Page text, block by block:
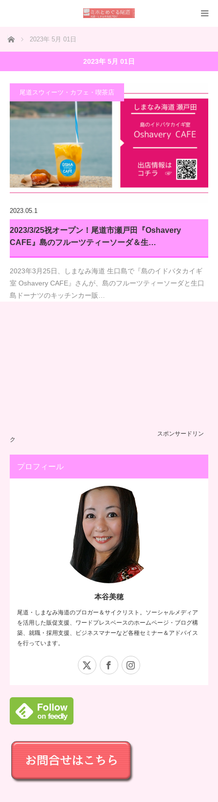
ホーム 2023年 5月 01日
2023年 5月 01日
尾道スウィーツ・カフェ・喫茶店
2023.05.1
2023/3/25祝オープン！尾道市瀬戸田『Oshavery
CAFE』島のフルーツティーソーダ＆生…
2023年3月25日、しまなみ海道 生口島で『島のイドバタカイギ
室 Oshavery CAFE』さんが、島のフルーツティーソーダと生口
島ドーナツのキッチンカー販…
スポンサードリン
ク
プロフィール
本谷美穂
尾道・しまなみ海道のブロガー＆サイクリスト。ソーシャルメディア
を活用した販促支援、ワードプレスベースのホームページ・ブログ構
築、就職・採用支援、ビジネスマナーなど各種セミナー＆アドバイス
を行っています。
Facebook